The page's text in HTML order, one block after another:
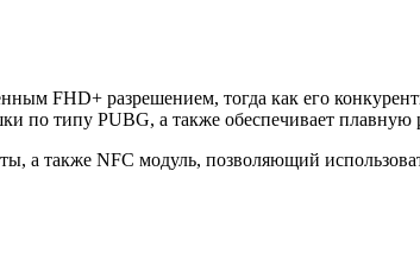
FHD+ разрешением, тогда как его
по типу PUBG, а также обеспечивает
а также NFC модуль, позволяющий